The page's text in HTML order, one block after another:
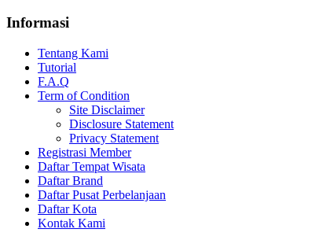
Informasi
Tentang Kami
Tutorial
F.A.Q
Term of Condition
Site Disclaimer
Disclosure Statement
Privacy Statement
Registrasi Member
Daftar Tempat Wisata
Daftar Brand
Daftar Pusat Perbelanjaan
Daftar Kota
Kontak Kami